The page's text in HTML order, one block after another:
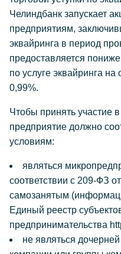
Челиндбанк запускает
предприятиям,
эквайринга в период
предоставляется
по услуге эквайринга
0,99%.
Чтобы принять участие
предприятие должно
условиям:
являться
соответствии с 209-ФЗ
самозанятым
Единый реестр
предпринимательства
не являться